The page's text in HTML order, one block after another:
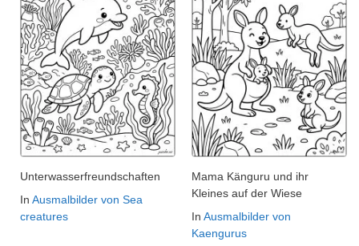
Unterwasserfreundschaften
In Ausmalbilder von Sea
creatures
Mama Känguru und ihr
Kleines auf der Wiese
In Ausmalbilder von
Kaengurus